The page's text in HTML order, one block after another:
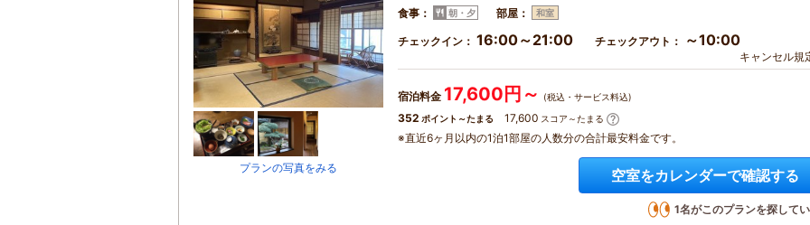
プランの写真をみる
食事： 朝・夕 部屋： 和室
チェックイン： 16:00～21:00 チェックアウト： ～10:00
キャンセル規
宿泊料金 17,600円～ (税込・サービス料込)
352 ポイント～たまる 17,600 スコア～たまる
※直近6ヶ月以内の1泊1部屋の人数分の合計最安料金です。
空室をカレンダーで確認する
1名がこのプランを探して